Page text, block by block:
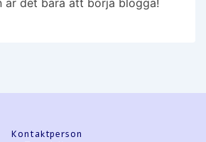
är det bara att börja blogga!
Kontaktperson